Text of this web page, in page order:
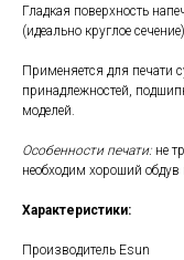
Гладкая поверхность
(идеально круглое
Применяется для печати
принадлежностей,
моделей.
Особенности печати: не
необходим хороший обдув
Характеристики:
Производитель Esun